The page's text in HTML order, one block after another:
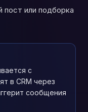
или подборка
с
в CRM через
сообщения